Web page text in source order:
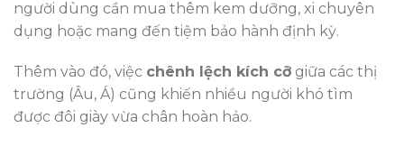
người dùng cần mua thêm kem dưỡng, xi chuyên
dụng hoặc mang đến tiệm bảo hành định kỳ.
Thêm vào đó, việc chênh lệch kích cỡ giữa các thị
trường (Âu, Á) cũng khiến nhiều người khó tìm
được đôi giày vừa chân hoàn hảo.